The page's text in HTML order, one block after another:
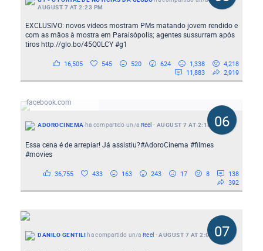
AUGUST 7 AT 2:23 PM
EXCLUSIVO: novos vídeos mostram PMs matando jovem rendido e
com as mãos à mostra em Paraisópolis; agentes sussurram após
tiros http://glo.bo/45Q0LCY #g1
16,505 545 520 624 1,338
4,218
11,883
2,919
facebook.com
06
ADOROCINEMA ha compartido un/a Reel - AUGUST 7 AT 2:18 AM
Essa cena é de arrepiar! Já assistiu?#AdoroCinema #filmes
#movies
36,755 433 163 243 17 8
138
392
07
DANILO GENTILIha compartido un/a Reel -AUGUST 7 AT 2:00 AM